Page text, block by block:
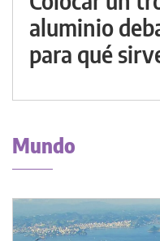
aluminio
para qué
Mundo